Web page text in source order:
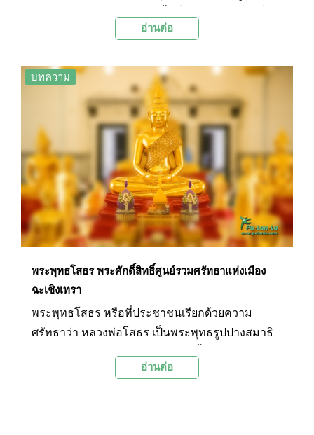
อยู่ในจังหวัดฉะเชิงเทรา ส่วนอีกครึ่งหนึ่งตั้งอยู่ใน
ขายมากมาย นักท่องเที่ยวนิยมมาเดินเล่นชม
บรรยากาศตลาดเก่า ถ่ายภาพเป็นที่ระลึก และซื้อ
ของกินอร่อยๆ เช่น ฮ่อยจ๊อ เป็ดพะโล้ ขนมกุยช่าย
ขนมไทย และกาแฟโบราณ
อ่านต่อ
บทความ
พระพุทธโสธร พระศักดิ์สิทธิ์ศูนย์รวมศรัทธาแห่งเมือง
ฉะเชิงเทรา
พระพุทธโสธร หรือที่ประชาชนเรียกด้วยความ
ศรัทธาว่า หลวงพ่อโสธร เป็นพระพุทธรูปปางสมาธิ
เป็นพระพุทธรูปศักดิ์สิทธิ์คู่บ้านคู่เมืองแปดริ้ว หรือ
อ่านต่อ